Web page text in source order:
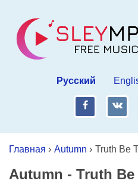
Русский
fb vk
Главная › Autumn › Truth Be
Autumn - Truth Be